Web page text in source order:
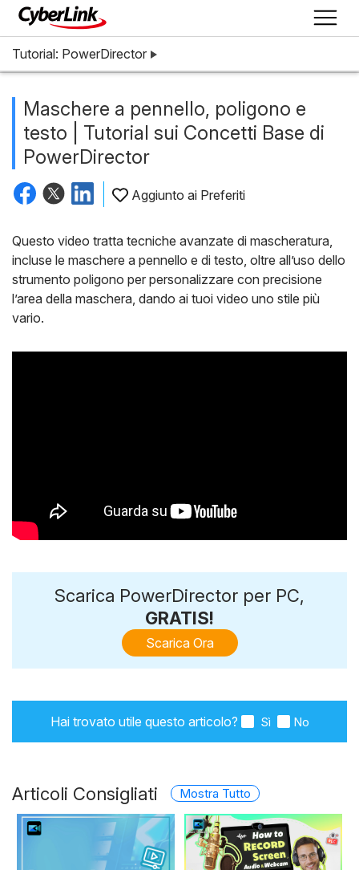
Tutorial: PowerDirector
Maschere a pennello, poligono e
testo | Tutorial sui Concetti Base di
PowerDirector
Aggiunto ai Preferiti
Questo video tratta tecniche avanzate di mascheratura,
incluse le maschere a pennello e di testo, oltre all’uso dello
strumento poligono per personalizzare con precisione
l’area della maschera, dando ai tuoi video uno stile più
vario.
Scarica PowerDirector per PC,
GRATIS!
Scarica Ora
Hai trovato utile questo articolo? Sì No
Articoli Consigliati Mostra Tutto